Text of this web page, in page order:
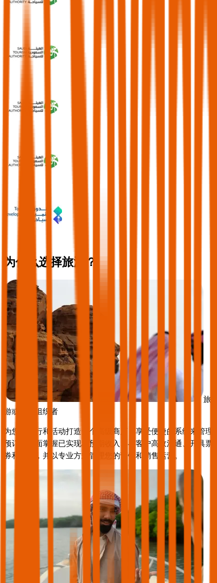
为什么选择旅游？
旅
游或活动组织者
为您的旅行和活动打造一个高级商店，享受便捷的系统来管理
预订、全面掌握已实现和预期收入、与客户高效沟通、开具票
券和发票，并以专业方式管理您的营销和销售运营。